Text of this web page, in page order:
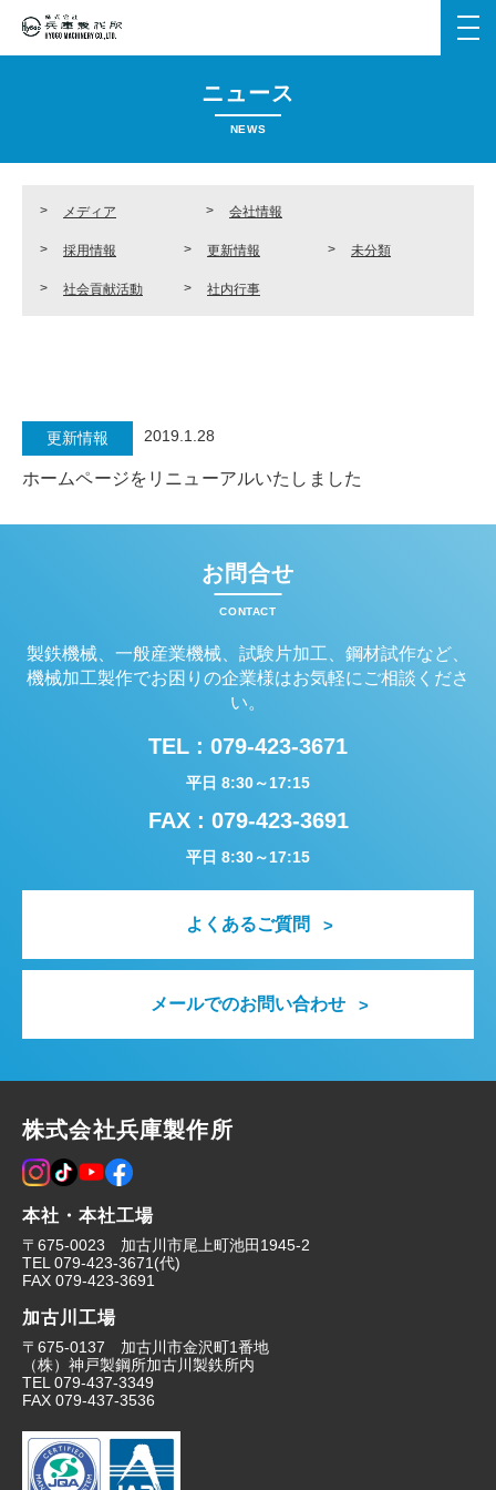
メ
く
ニュース
NEWS
メディア 会社情報
採用情報 更新情報 未分類
社会貢献活動 社内行事
更新情報 2019.1.28
ホームページをリニューアルいたしました
お問合せ
CONTACT
製鉄機械、一般産業機械、試験片加工、鋼材試作など、
機械加工製作でお困りの企業様はお気軽にご相談くださ
い。
TEL : 079-423-3671
平日 8:30～17:15
FAX : 079-423-3691
平日 8:30～17:15
よくあるご質問
メールでのお問い合わせ
株式会社兵庫製作所
本社・本社工場
〒675-0023 加古川市尾上町池田1945-2
TEL 079-423-3671 (代)
FAX 079-423-3691
加古川工場
〒675-0137 加古川市金沢町1番地
（株）神戸製鋼所加古川製鉄所内
TEL 079-437-3349
FAX 079-437-3536